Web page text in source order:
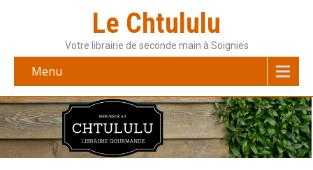
Le Chtululu
Votre librairie de seconde main à Soignies
Menu